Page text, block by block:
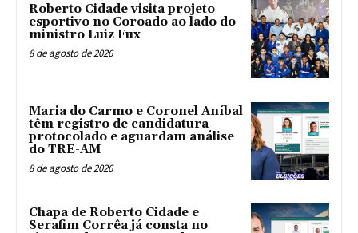
Roberto Cidade visita projeto
esportivo no Coroado ao lado do
ministro Luiz Fux
8 de agosto de 2026
Maria do Carmo e Coronel Aníbal
têm registro de candidatura
protocolado e aguardam análise
do TRE-AM
8 de agosto de 2026
Chapa de Roberto Cidade e
Serafim Corrêa já consta no